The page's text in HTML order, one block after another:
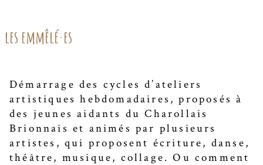
les emmêlé·es
Démarrage des cycles d’ateliers
artistiques hebdomadaires, proposés à
des jeunes aidants du Charollais
Brionnais et animés par plusieurs
artistes, qui proposent écriture, danse,
théâtre, musique, collage. Ou comment